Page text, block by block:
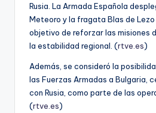
Rusia. La Armada Española
Meteoro y la fragata Blas de Lezo
objetivo de reforzar las misiones
la estabilidad regional. (rtve.es)
Además, se consideró la
las Fuerzas Armadas a Bulgaria,
con Rusia, como parte de las
(rtve.es)